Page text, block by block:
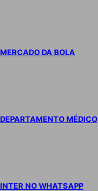
MERCADO DA BOLA
DEPARTAMENTO MÉDICO
INTER NO WHATSAPP